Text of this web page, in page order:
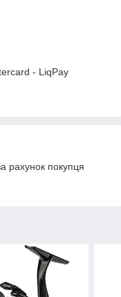
- LiqPay
рахунок покупця